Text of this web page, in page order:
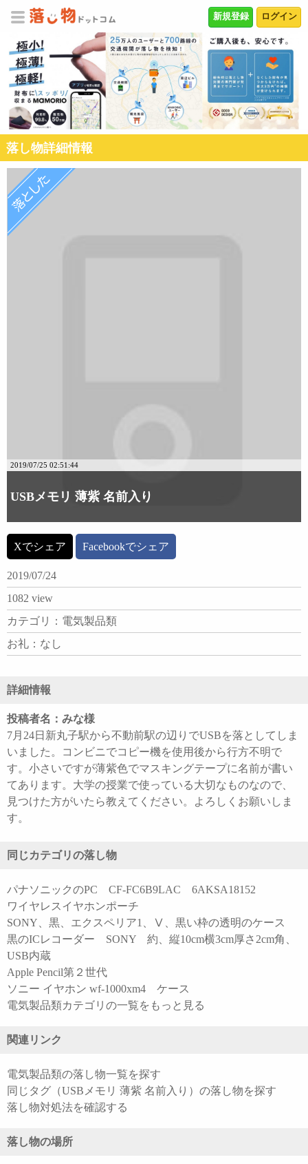
ログイン
新規登録
落し物詳細情報
2019/07/25 02:51:44
USBメモリ 薄紫 名前入り
Xでシェア Facebookでシェア
2019/07/24
1082 view
カテゴリ：電気製品類
お礼：なし
詳細情報
投稿者名：みな様
7月24日新丸子駅から不動前駅の辺りでUSBを落としてしま
いました。コンビニでコピー機を使用後から行方不明で
す。小さいですが薄紫色でマスキングテープに名前が書い
てあります。大学の授業で使っている大切なものなので、
見つけた方がいたら教えてください。よろしくお願いしま
す。
同じカテゴリの落し物
パナソニックのPC CF-FC6B9LAC 6AKSA18152
ワイヤレスイヤホンポーチ
SONY、黒、エクスペリア1、Ⅴ、黒い枠の透明のケース
黒のICレコーダー SONY 約、縦10cm横3cm厚さ2cm角、
USB内蔵
Apple Pencil第２世代
ソニー イヤホン wf-1000xm4 ケース
電気製品類カテゴリの一覧をもっと見る
関連リンク
電気製品類の落し物一覧を探す
同じタグ（USBメモリ 薄紫 名前入り）の落し物を探す
落し物対処法を確認する
落し物の場所